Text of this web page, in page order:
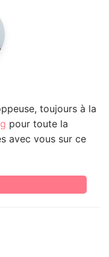
toujours à la
pour toute la
avec vous sur ce